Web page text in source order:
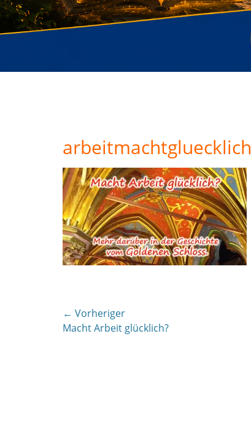
arbeitmachtgluecklich
Beitragsnavigation
← Vorheriger
Vorheriger
Macht Arbeit glücklich?